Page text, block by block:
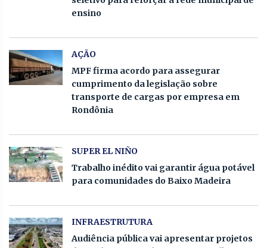
ensino
AÇÃO
MPF firma acordo para assegurar
cumprimento da legislação sobre
transporte de cargas por empresa em
Rondônia
SUPER EL NIÑO
Trabalho inédito vai garantir água potável
para comunidades do Baixo Madeira
INFRAESTRUTURA
Audiência pública vai apresentar projetos